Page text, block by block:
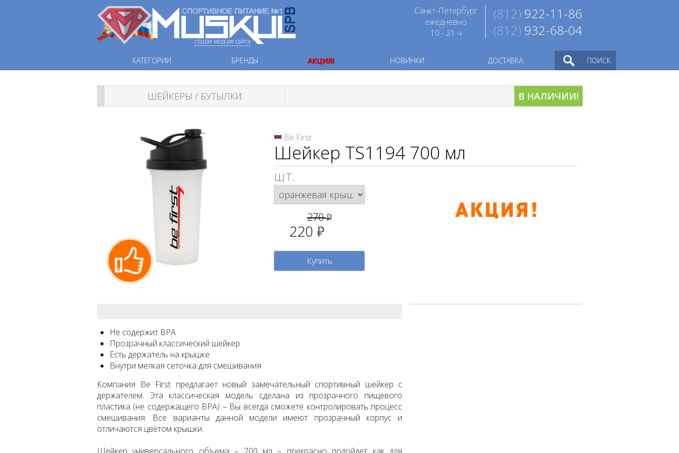
старая версия сайта
(812) 922-11-86
(812) 932-68-04
Санкт-Петербург
ежедневно
10 - 21 ч
КАТЕГОРИИ БРЕНДЫ АКЦИЯ! НОВИНКИ ДОСТАВКА ПОИСК
ШЕЙКЕРЫ / БУТЫЛКИ В НАЛИЧИИ!
Be First
Шейкер TS1194 700 мл
шт.
270руб.
220 руб.
Купить
Не содержит BPA
Прозрачный классический шейкер
Есть держатель на крышке
Внутри мелкая сеточка для смешивания
Компания Be First предлагает новый замечательный спортивный шейкер с
держателем. Эта классическая модель сделана из прозрачного пищевого
пластика (не содержащего BPA) – Вы всегда сможете контролировать процесс
смешивания. Все варианты данной модели имеют прозрачный корпус и
отличаются цветом крышки.